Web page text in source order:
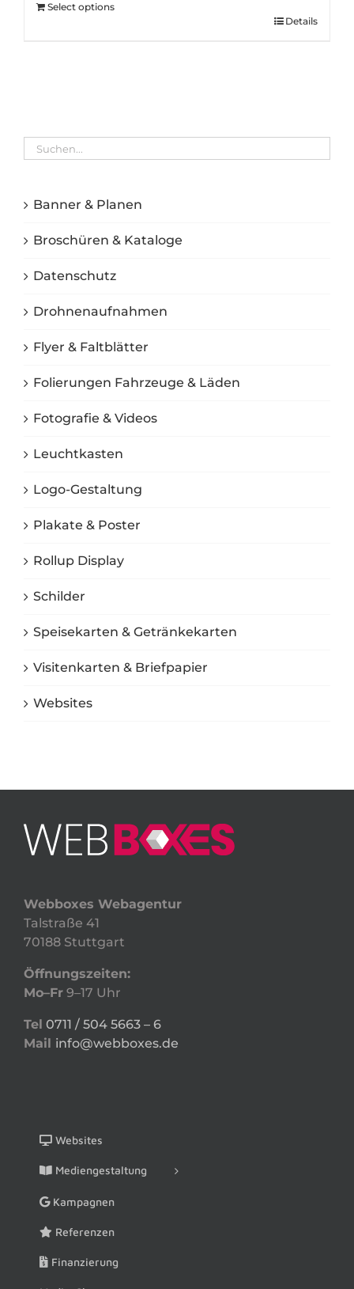
Select options
Details
Banner & Planen
Broschüren & Kataloge
Datenschutz
Drohnenaufnahmen
Flyer & Faltblätter
Folierungen Fahrzeuge & Läden
Fotografie & Videos
Leuchtkasten
Logo-Gestaltung
Plakate & Poster
Rollup Display
Schilder
Speisekarten & Getränkekarten
Visitenkarten & Briefpapier
Websites
Webboxes Webagentur
Talstraße 41
70188 Stuttgart
Öffnungszeiten:
Mo–Fr 9–17 Uhr
Tel 0711 / 504 5663 – 6
Mail info@webboxes.de
Websites
Mediengestaltung
Kampagnen
Referenzen
Finanzierung